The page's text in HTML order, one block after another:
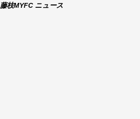
藤枝MYFC ニュース